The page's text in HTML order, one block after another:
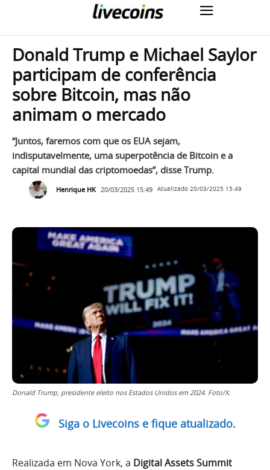
Donald Trump e Michael Saylor
participam de conferência
sobre Bitcoin, mas não
animam o mercado
“Juntos, faremos com que os EUA sejam,
indisputavelmente, uma superpotência de Bitcoin e a
capital mundial das criptomoedas”, disse Trump.
Henrique HK 20/03/2025 15:49 Atualizado 20/03/2025 15:49
Donald Trump, presidente eleito nos Estados Unidos em 2024. Foto/X.
Siga o Livecoins e fique atualizado.
Realizada em Nova York, a Digital Assets Summit